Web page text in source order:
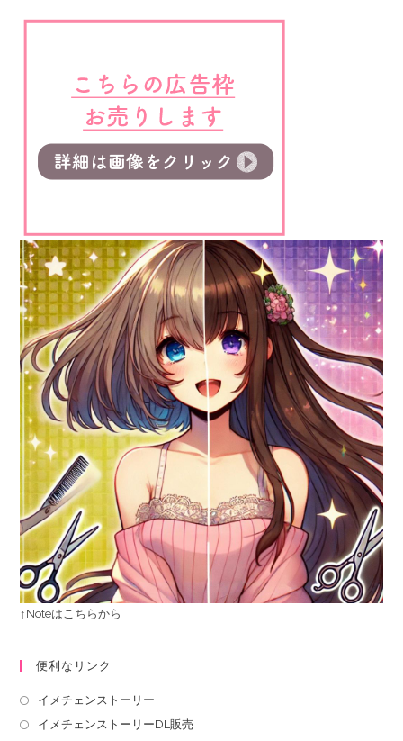
↑Noteはこちらから
便利なリンク
イメチェンストーリー
イメチェンストーリーDL販売